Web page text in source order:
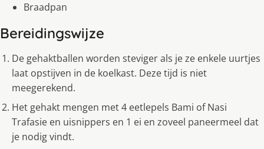
Braadpan
Bereidingswijze
De gehaktballen worden steviger als je ze enkele uurtjes
laat opstijven in de koelkast. Deze tijd is niet
meegerekend.
Het gehakt mengen met 4 eetlepels Bami of Nasi
Trafasie en uisnippers en 1 ei en zoveel paneermeel dat
je nodig vindt.